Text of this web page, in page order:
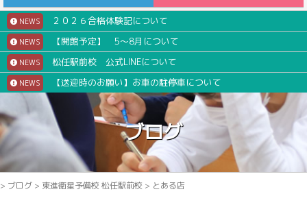
NEWS ２０２６合格体験記について
NEWS 【開館予定】 5～8月について
NEWS 松任駅前校 公式LINEについて
NEWS 【送迎時のお願い】お車の駐停車について
ブログ
> ブログ > 東進衛星予備校 松任駅前校 > とある店